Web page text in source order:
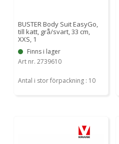
BUSTER Body Suit EasyGo,
till katt, grå/svart, 33 cm,
XXS, 1
Finns i lager
Art nr. 2739610
Antal i stor förpackning : 10